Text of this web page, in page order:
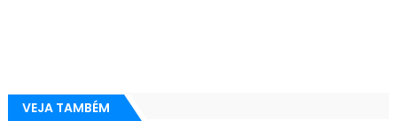
VEJA TAMBÉM